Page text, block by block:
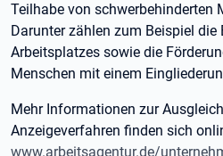
Teilhabe von schwerbehinderten
Darunter zählen zum Beispiel die
Arbeitsplatzes sowie die
Menschen mit einem
Mehr Informationen zur
Anzeigeverfahren finden sich
www.arbeitsagentur.de/